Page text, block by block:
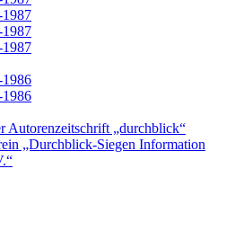
Autorenzeitschrift „durchblick“
„Durchblick-Siegen Information